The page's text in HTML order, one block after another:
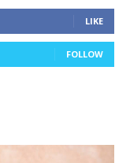
LIKE
FOLLOW